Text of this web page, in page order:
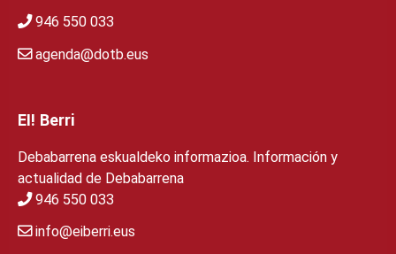
946 550 033
agenda@dotb.eus
EI! Berri
Debabarrena eskualdeko informazioa. Información y
actualidad de Debabarrena
946 550 033
info@eiberri.eus